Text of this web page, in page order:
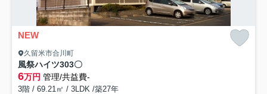
NEW
久留米市合川町
風祭ハイツ303〇
6万円 管理/共益費-
3階 / 69.21㎡ / 3LDK /築27年